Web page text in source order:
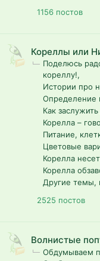
1156 постов
Кореллы или
Поделюсь
кореллу!
Истории про
Определение
Как
Корелла –
Питание,
Цветовые
Корелла
Корелла
Другие темы,
2525 постов
Волнистые
Обдумываем